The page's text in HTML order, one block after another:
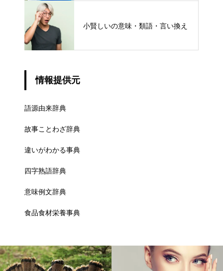
小賢しいの意味・類語・言い換え
情報提供元
語源由来辞典
故事ことわざ辞典
違いがわかる事典
四字熟語辞典
意味例文辞典
食品食材栄養事典